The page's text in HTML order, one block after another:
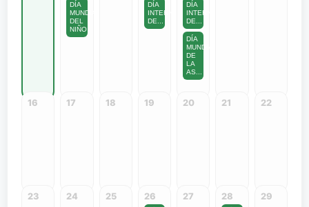
DÍA
MUNDIAL
DEL
NIÑO
DÍA
INTERNACIONAL
DE...
DÍA
INTERNACIONAL
DE...
DÍA
MUNDIAL
DE
LA
AS...
16 17 18 19 20 21 22
23 24 25 26 27 28 29